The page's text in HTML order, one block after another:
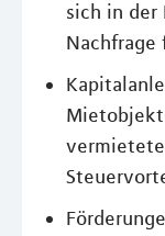
sich in der